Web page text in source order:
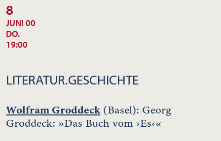
8
JUNI 00
DO.
19:00
LITERATUR.GESCHICHTE
Wolfram Groddeck(Basel): Georg
Groddeck: »Das Buch vom ›Es‹«